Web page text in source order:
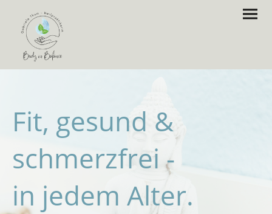
Fit, gesund &
schmerzfrei -
in jedem Alter.